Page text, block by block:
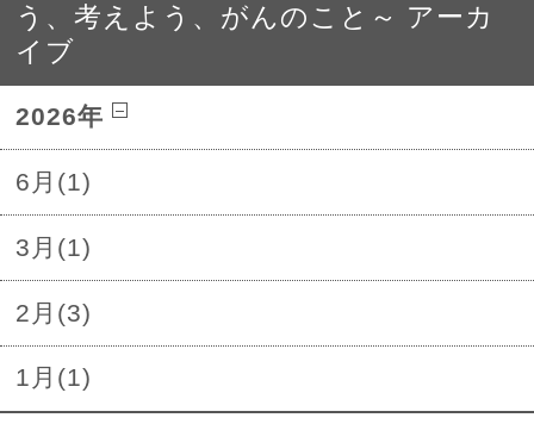
う、考えよう、がんのこと～ アーカ
イブ
2026年
6月(1)
3月(1)
2月(3)
1月(1)